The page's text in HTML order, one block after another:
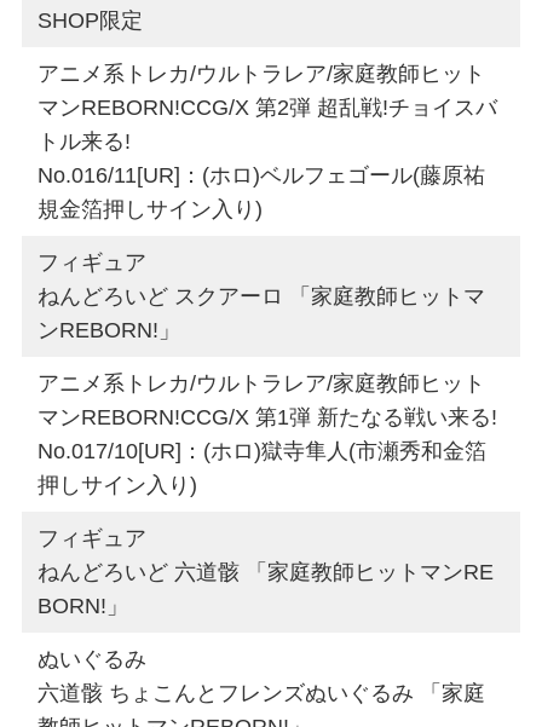
SHOP限定
アニメ系トレカ/ウルトラレア/家庭教師ヒット
マンREBORN!CCG/X 第2弾 超乱戦!チョイスバ
トル来る!
No.016/11[UR]：(ホロ)ベルフェゴール(藤原祐
規金箔押しサイン入り)
フィギュア
ねんどろいど スクアーロ 「家庭教師ヒットマ
ンREBORN!」
アニメ系トレカ/ウルトラレア/家庭教師ヒット
マンREBORN!CCG/X 第1弾 新たなる戦い来る!
No.017/10[UR]：(ホロ)獄寺隼人(市瀬秀和金箔
押しサイン入り)
フィギュア
ねんどろいど 六道骸 「家庭教師ヒットマンRE
BORN!」
ぬいぐるみ
六道骸 ちょこんとフレンズぬいぐるみ 「家庭